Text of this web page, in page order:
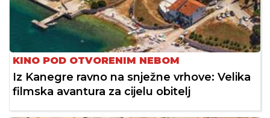
KINO POD OTVORENIM NEBOM
Iz Kanegre ravno na snježne vrhove: Velika
filmska avantura za cijelu obitelj